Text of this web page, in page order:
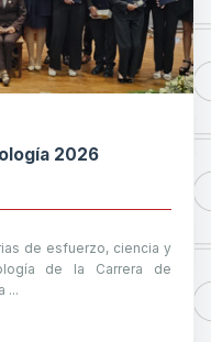
2026
de esfuerzo, ciencia y
de la Carrera de
...